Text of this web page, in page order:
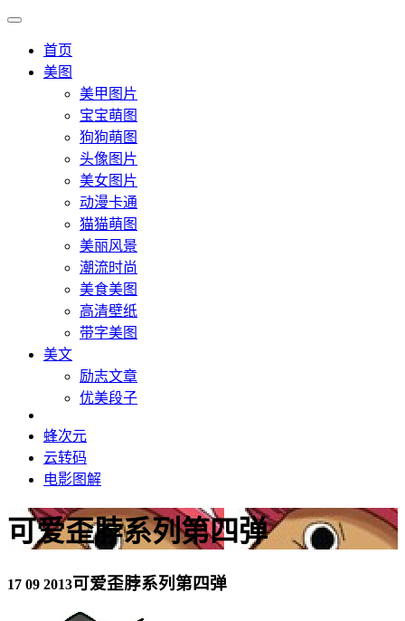
首页
美图
美甲图片
宝宝萌图
狗狗萌图
头像图片
美女图片
动漫卡通
猫猫萌图
美丽风景
潮流时尚
美食美图
高清壁纸
带字美图
美文
励志文章
优美段子
蜂次元
云转码
电影图解
可爱歪脖系列第四弹
17 09 2013可爱歪脖系列第四弹